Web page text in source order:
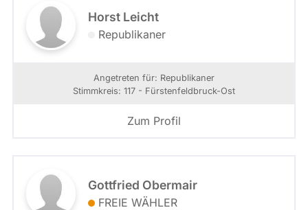
Horst Leicht
Republikaner
Angetreten für: Republikaner
Stimmkreis: 117 - Fürstenfeldbruck-Ost
Zum Profil
Gottfried Obermair
FREIE WÄHLER